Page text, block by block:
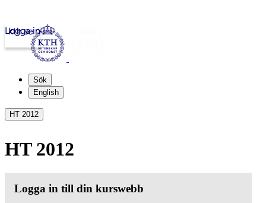
kth.se
Logga in
Sök
English
HT 2012
HT 2012
Logga in till din kurswebb